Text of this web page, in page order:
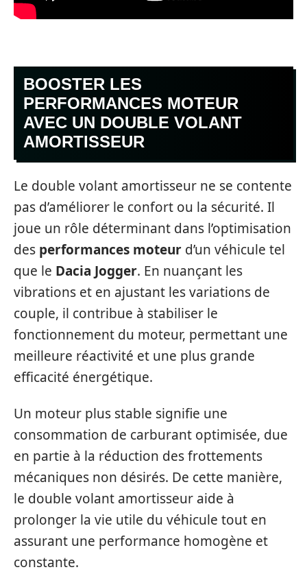
BOOSTER LES
PERFORMANCES MOTEUR
AVEC UN DOUBLE VOLANT
AMORTISSEUR
Le double volant amortisseur ne se contente
pas d’améliorer le confort ou la sécurité. Il
joue un rôle déterminant dans l’optimisation
des performances moteur d’un véhicule tel
que le Dacia Jogger. En nuançant les
vibrations et en ajustant les variations de
couple, il contribue à stabiliser le
fonctionnement du moteur, permettant une
meilleure réactivité et une plus grande
efficacité énergétique.
Un moteur plus stable signifie une
consommation de carburant optimisée, due
en partie à la réduction des frottements
mécaniques non désirés. De cette manière,
le double volant amortisseur aide à
prolonger la vie utile du véhicule tout en
assurant une performance homogène et
constante.